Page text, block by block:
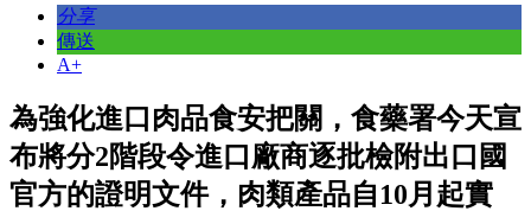
分享
傳送
A+
為強化進口肉品食安把關，食藥署今天宣
布將分2階段令進口廠商逐批檢附出口國
官方的證明文件，肉類產品自10月起實